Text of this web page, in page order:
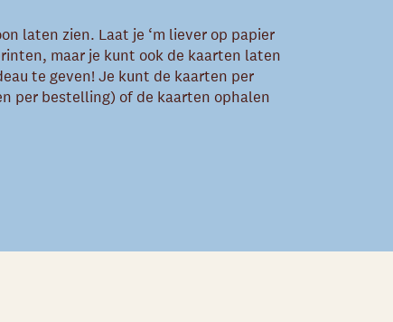
laten zien. Laat je ‘m liever op papier
maar je kunt ook de kaarten laten
te geven! Je kunt de kaarten per
per bestelling) of de kaarten ophalen